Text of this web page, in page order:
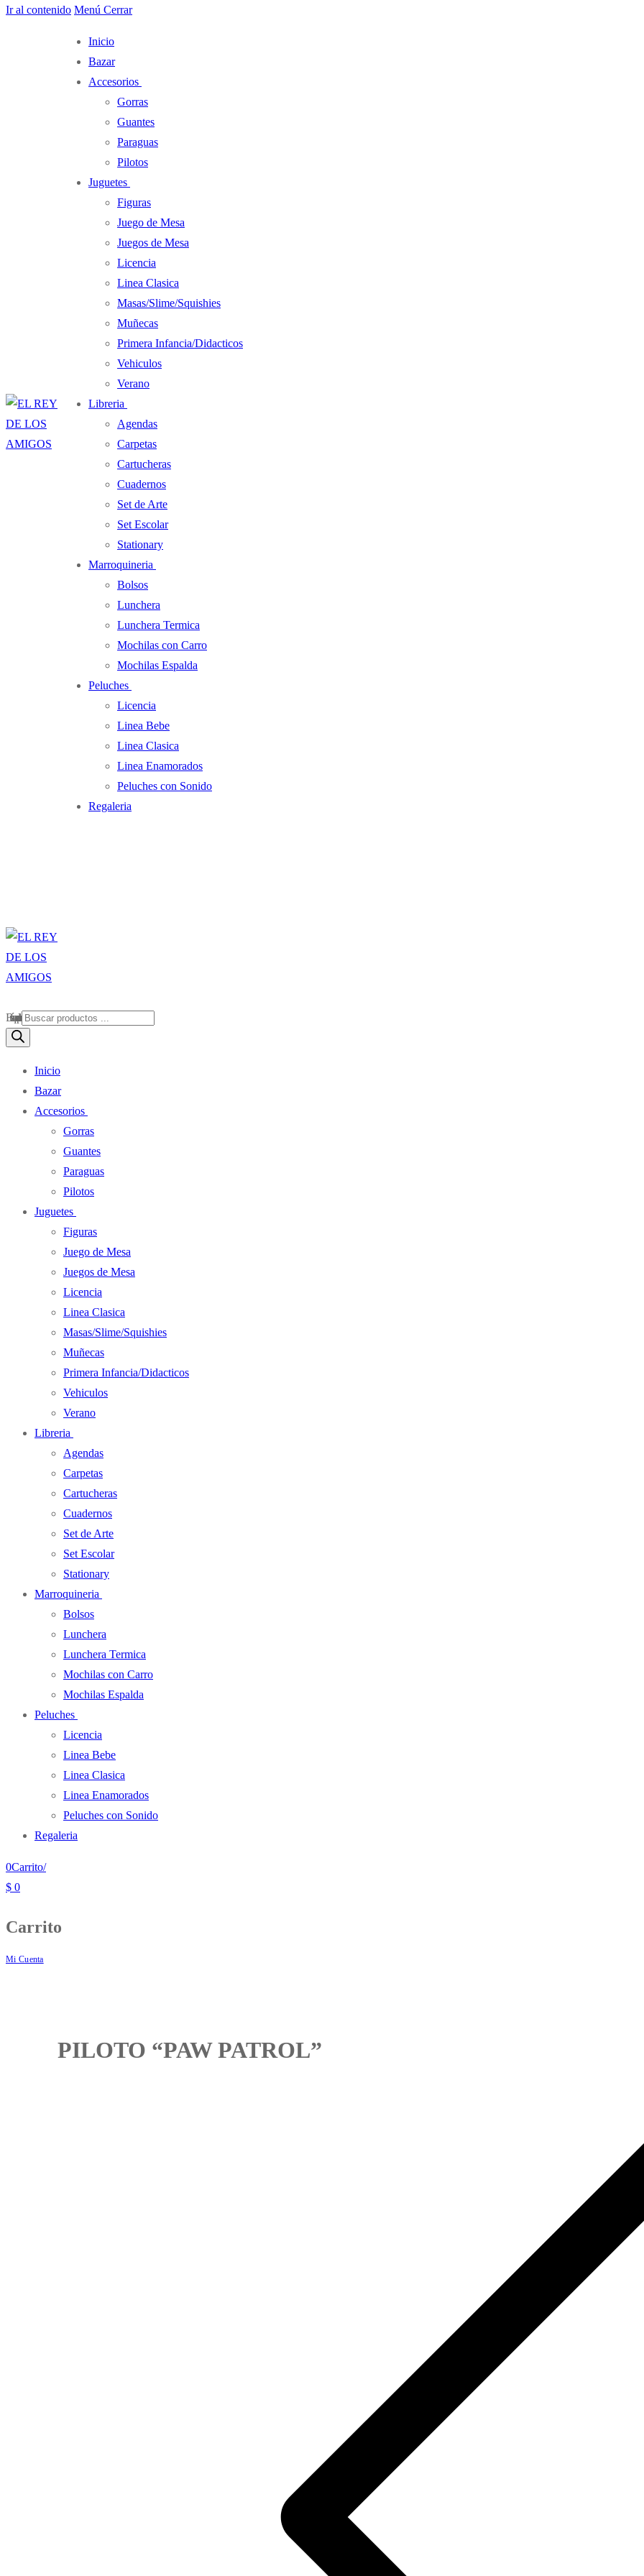
Ir al contenido Menú Cerrar
Inicio
Bazar
Accesorios
Gorras
Guantes
Paraguas
Pilotos
Juguetes
Figuras
Juego de Mesa
Juegos de Mesa
Licencia
Linea Clasica
Masas/Slime/Squishies
Muñecas
Primera Infancia/Didacticos
Vehiculos
Verano
Libreria
Agendas
Carpetas
Cartucheras
Cuadernos
Set de Arte
Set Escolar
Stationary
Marroquineria
Bolsos
Lunchera
Lunchera Termica
Mochilas con Carro
Mochilas Espalda
Peluches
Licencia
Linea Bebe
Linea Clasica
Linea Enamorados
Peluches con Sonido
Regaleria
Búsqueda de productos
Inicio
Bazar
Accesorios
Gorras
Guantes
Paraguas
Pilotos
Juguetes
Figuras
Juego de Mesa
Juegos de Mesa
Licencia
Linea Clasica
Masas/Slime/Squishies
Muñecas
Primera Infancia/Didacticos
Vehiculos
Verano
Libreria
Agendas
Carpetas
Cartucheras
Cuadernos
Set de Arte
Set Escolar
Stationary
Marroquineria
Bolsos
Lunchera
Lunchera Termica
Mochilas con Carro
Mochilas Espalda
Peluches
Licencia
Linea Bebe
Linea Clasica
Linea Enamorados
Peluches con Sonido
Regaleria
0Carrito/
$ 0
Carrito
Mi Cuenta
PILOTO “PAW PATROL”